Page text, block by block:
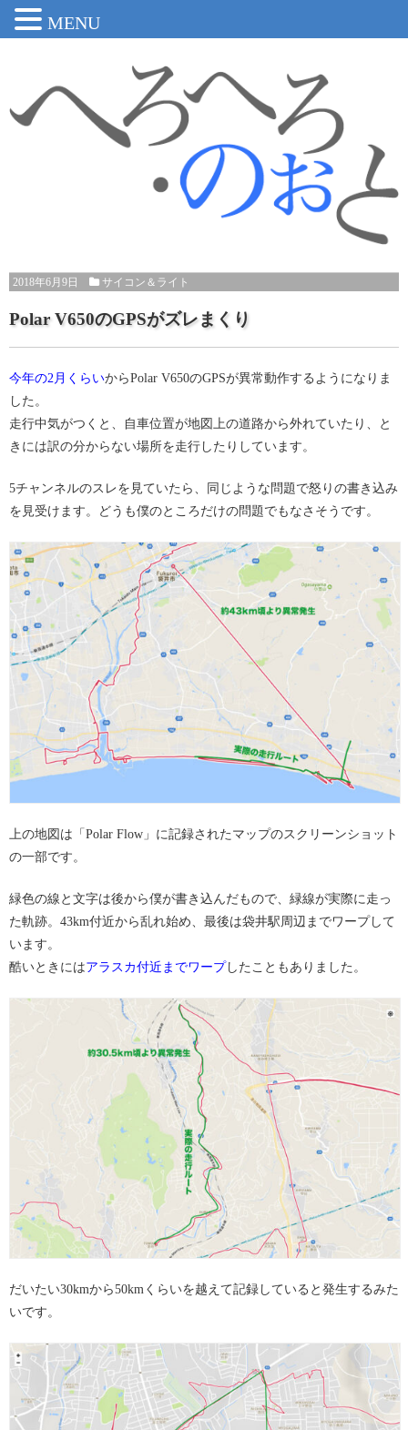
2018年6月9日 サイコン＆ライト
Polar V650のGPSがズレまくり
今年の2月くらいからPolar V650のGPSが異常動作するようになりま
した。
走行中気がつくと、自車位置が地図上の道路から外れていたり、と
きには訳の分からない場所を走行したりしています。
5チャンネルのスレを見ていたら、同じような問題で怒りの書き込み
を見受けます。どうも僕のところだけの問題でもなさそうです。
上の地図は「Polar Flow」に記録されたマップのスクリーンショット
の一部です。
緑色の線と文字は後から僕が書き込んだもので、緑線が実際に走っ
た軌跡。43km付近から乱れ始め、最後は袋井駅周辺までワープして
います。
酷いときにはアラスカ付近までワープしたこともありました。
だいたい30kmから50kmくらいを越えて記録していると発生するみた
いです。
MENU